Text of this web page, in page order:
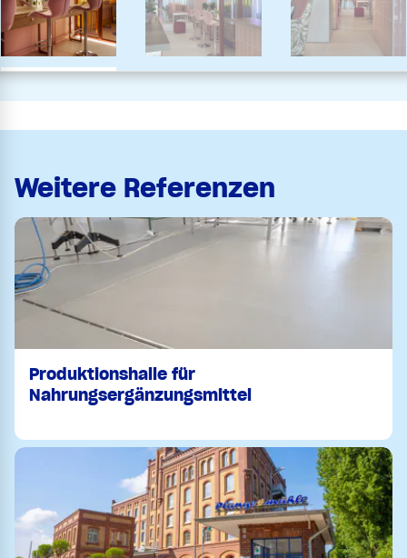
Weitere Referenzen
Produktionshalle für
Nahrungsergänzungsmittel